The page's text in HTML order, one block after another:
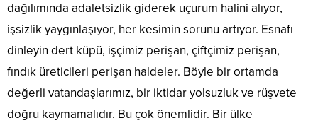
dağılımında adaletsizlik giderek uçurum halini alıyor,
işsizlik yaygınlaşıyor, her kesimin sorunu artıyor. Esnafı
dinleyin dert küpü, işçimiz perişan, çiftçimiz perişan,
fındık üreticileri perişan haldeler. Böyle bir ortamda
değerli vatandaşlarımız, bir iktidar yolsuzluk ve rüşvete
doğru kaymamalıdır. Bu çok önemlidir. Bir ülke